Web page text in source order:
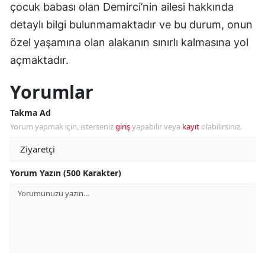
çocuk babası olan Demirci’nin ailesi hakkında
detaylı bilgi bulunmamaktadır ve bu durum, onun
özel yaşamına olan alakanın sınırlı kalmasına yol
açmaktadır.
Yorumlar
Takma Ad
Yorum yapmak için, istersenizgirişyapabilir veya kayıt olabilirsiniz.
Yorum Yazın (500 Karakter)